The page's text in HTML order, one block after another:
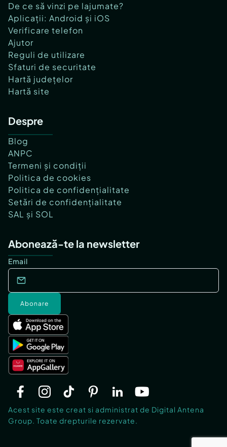
De ce să vinzi pe lajumate?
Aplicații: Android și iOS
Verificare telefon
Ajutor
Reguli de utilizare
Sfaturi de securitate
Hartă județelor
Hartă site
Despre
Blog
ANPC
Termeni și condiții
Politica de cookies
Politica de confidențialitate
Setări de confidențialitate
SAL și SOL
Abonează-te la newsletter
Email
Abonare
Acest site este creat si administrat de Digital Antena
Group. Toate drepturile rezervate.